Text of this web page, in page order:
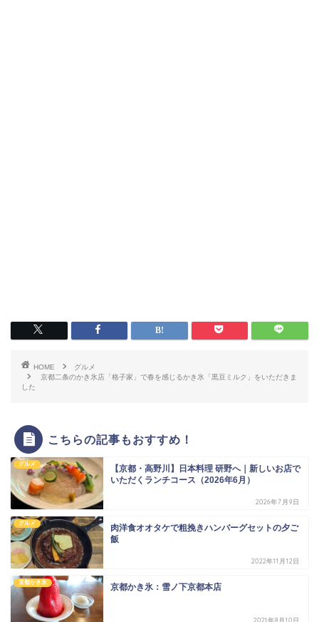
HOME
グルメ
京都二条のかき氷店「格子家」で春を感じるかき氷「黒豆ミルク」をいただきま
した
こちらの記事もおすすめ！
グルメ
【京都・高野川】日本料理 研野へ｜新しいお店で
いただくランチコース（2026年6月）
2026年7月9日
グルメ
肉洋食オオタケで粗挽きハンバーグセットの夕ご
飯
2022年11月12日
京都かき氷 京都かき氷：雪ノ下京都本店